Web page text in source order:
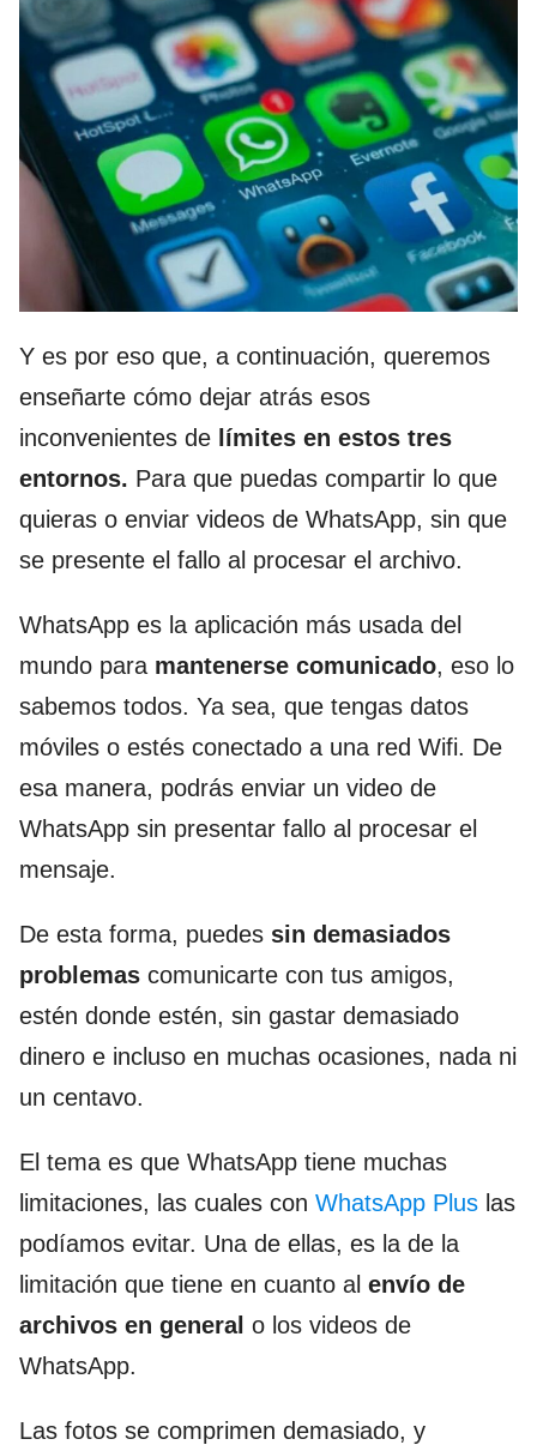
Y es por eso que, a continuación, queremos
enseñarte cómo dejar atrás esos
inconvenientes de límites en estos tres
entornos. Para que puedas compartir lo que
quieras o enviar videos de WhatsApp, sin que
se presente el fallo al procesar el archivo.
WhatsApp es la aplicación más usada del
mundo para mantenerse comunicado, eso lo
sabemos todos. Ya sea, que tengas datos
móviles o estés conectado a una red Wifi. De
esa manera, podrás enviar un video de
WhatsApp sin presentar fallo al procesar el
mensaje.
De esta forma, puedes sin demasiados
problemas comunicarte con tus amigos,
estén donde estén, sin gastar demasiado
dinero e incluso en muchas ocasiones, nada ni
un centavo.
El tema es que WhatsApp tiene muchas
limitaciones, las cuales con WhatsApp Plus las
podíamos evitar. Una de ellas, es la de la
limitación que tiene en cuanto al envío de
archivos en general o los videos de
WhatsApp.
Las fotos se comprimen demasiado, y